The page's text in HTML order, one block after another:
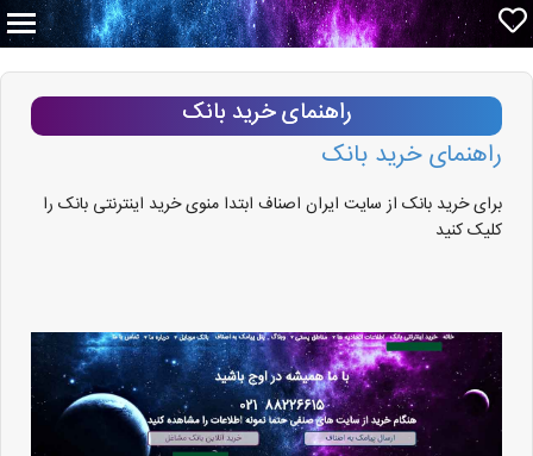
راهنمای خرید بانک
راهنمای خرید بانک
برای خرید بانک از سایت ایران اصناف ابتدا منوی خرید اینترنتی بانک را
کلیک کنید